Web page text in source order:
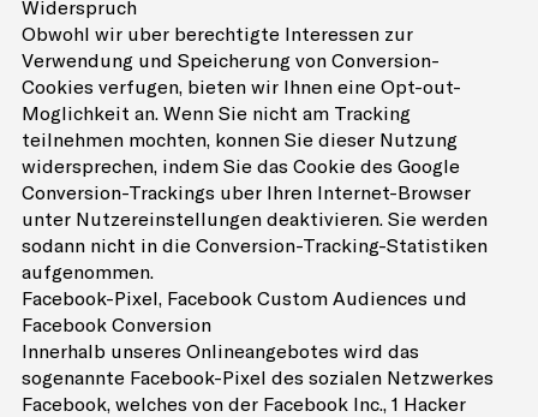
Widerspruch
Obwohl wir über berechtigte Interessen zur
Verwendung und Speicherung von Conversion-
Cookies verfügen, bieten wir Ihnen eine Opt-out-
Möglichkeit an. Wenn Sie nicht am Tracking
teilnehmen möchten, können Sie dieser Nutzung
widersprechen, indem Sie das Cookie des Google
Conversion-Trackings über Ihren Internet-Browser
unter Nutzereinstellungen deaktivieren. Sie werden
sodann nicht in die Conversion-Tracking-Statistiken
aufgenommen.
Facebook-Pixel, Facebook Custom Audiences und
Facebook Conversion
Innerhalb unseres Onlineangebotes wird das
sogenannte Facebook-Pixel des sozialen Netzwerkes
Facebook, welches von der Facebook Inc., 1 Hacker